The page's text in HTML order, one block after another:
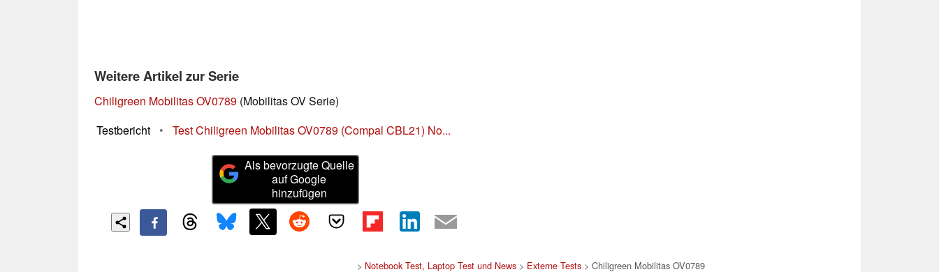
Weitere Artikel zur Serie
Chiligreen Mobilitas OV0789 (Mobilitas OV Serie)
Testbericht
• Test Chiligreen Mobilitas OV0789 (Compal CBL21) No...
Als bevorzugte Quelle
auf Google
hinzufügen
> Notebook Test, Laptop Test und News > Externe Tests > Chiligreen Mobilitas OV0789